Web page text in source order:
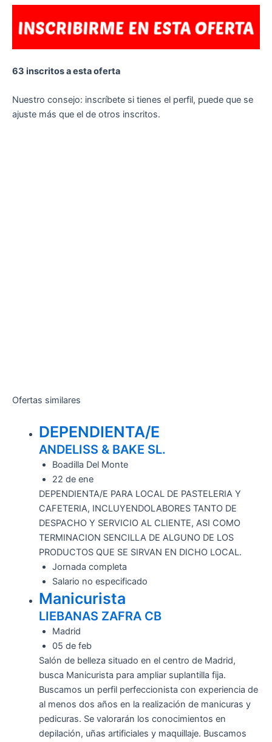
63 inscritos a esta oferta
Nuestro consejo: inscríbete si tienes el perfil, puede que se
ajuste más que el de otros inscritos.
Ofertas similares
DEPENDIENTA/E
ANDELISS & BAKE SL.
Boadilla Del Monte
22 de ene
DEPENDIENTA/E PARA LOCAL DE PASTELERIA Y
CAFETERIA, INCLUYENDOLABORES TANTO DE
DESPACHO Y SERVICIO AL CLIENTE, ASI COMO
TERMINACION SENCILLA DE ALGUNO DE LOS
PRODUCTOS QUE SE SIRVAN EN DICHO LOCAL.
Jornada completa
Salario no especificado
Manicurista
LIEBANAS ZAFRA CB
Madrid
05 de feb
Salón de belleza situado en el centro de Madrid,
busca Manicurista para ampliar suplantilla fija.
Buscamos un perfil perfeccionista con experiencia de
al menos dos años en la realización de manicuras y
pedicuras. Se valorarán los conocimientos en
depilación, uñas artificiales y maquillaje. Buscamos